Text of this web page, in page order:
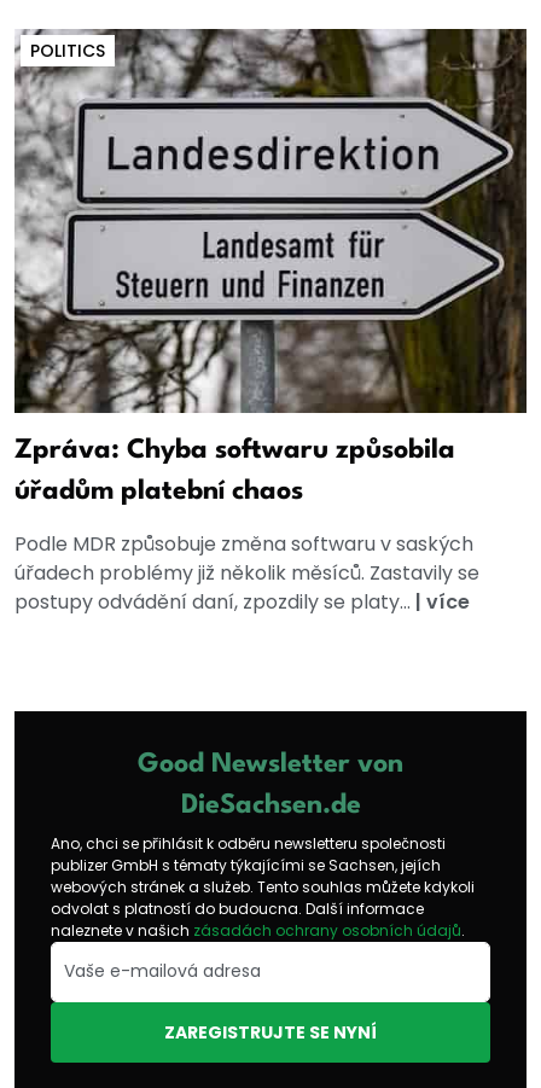
POLITICS
Zpráva: Chyba softwaru způsobila
úřadům platební chaos
Podle MDR způsobuje změna softwaru v saských
úřadech problémy již několik měsíců. Zastavily se
postupy odvádění daní, zpozdily se platy... | více
Good Newsletter von
DieSachsen.de
Ano, chci se přihlásit k odběru newsletteru společnosti
publizer GmbH s tématy týkajícími se Sachsen, jejích
webových stránek a služeb. Tento souhlas můžete kdykoli
odvolat s platností do budoucna. Další informace
naleznete v našich zásadách ochrany osobních údajů.
ZAREGISTRUJTE SE NYNÍ